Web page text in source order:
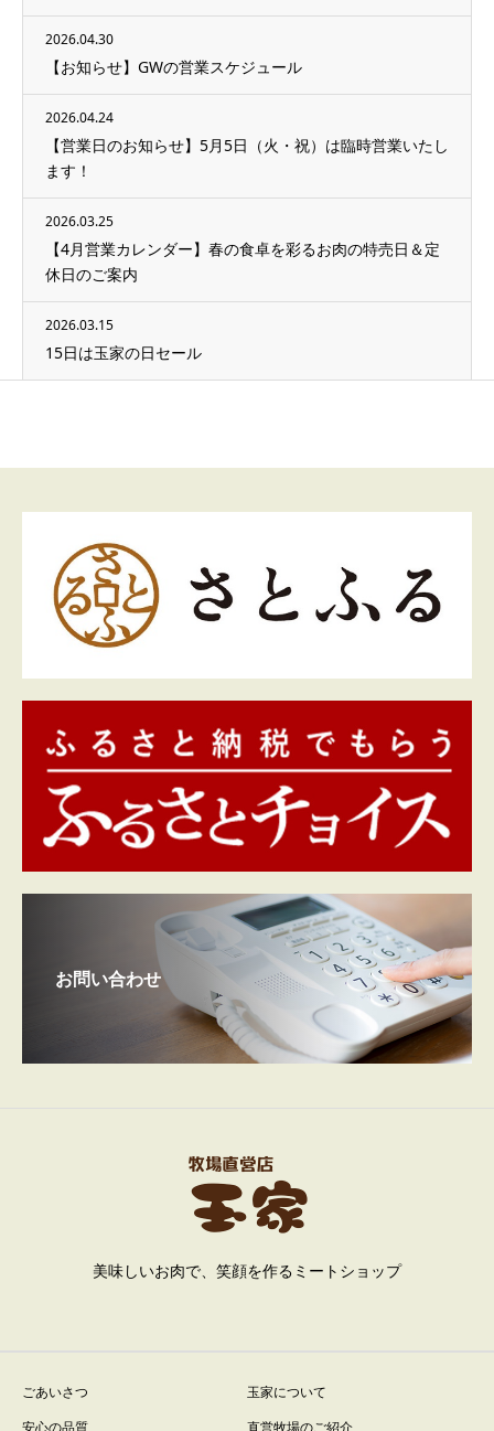
2026.04.30
【お知らせ】GWの営業スケジュール
2026.04.24
【営業日のお知らせ】5月5日（火・祝）は臨時営業いたし
ます！
2026.03.25
【4月営業カレンダー】春の食卓を彩るお肉の特売日＆定
休日のご案内
2026.03.15
15日は玉家の日セール
お問い合わせ
美味しいお肉で、笑顔を作るミートショップ
ごあいさつ
玉家について
安心の品質
直営牧場のご紹介